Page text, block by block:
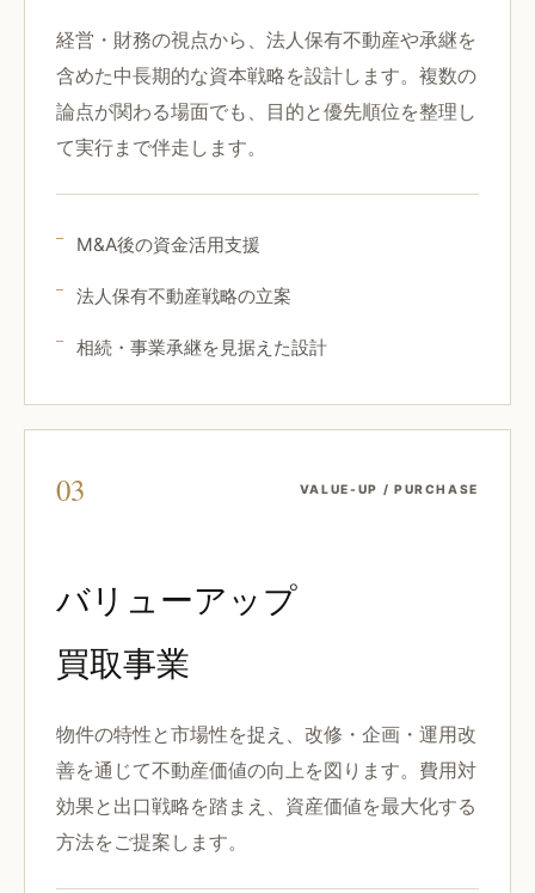
経営・財務の視点から、法人保有不動産や承継を
含めた中長期的な資本戦略を設計します。複数の
論点が関わる場面でも、目的と優先順位を整理し
て実行まで伴走します。
M&A後の資金活用支援
法人保有不動産戦略の立案
相続・事業承継を見据えた設計
03 VALUE-UP / PURCHASE
バリューアップ
買取事業
物件の特性と市場性を捉え、改修・企画・運用改
善を通じて不動産価値の向上を図ります。費用対
効果と出口戦略を踏まえ、資産価値を最大化する
方法をご提案します。